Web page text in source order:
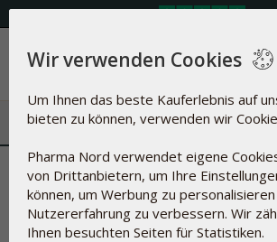
Menü
10 km in 34:50 Minuten -
der Läuferin Natalie
Wir verwenden Cookies
Um Ihnen das beste Kauferlebnis auf
bieten zu können, verwenden wir
Pharma Nord verwendet eigene
von Drittanbietern, um Ihre
können, um Werbung zu
Nutzererfahrung zu verbessern. Wir
Ihnen besuchten Seiten für Statistiken.